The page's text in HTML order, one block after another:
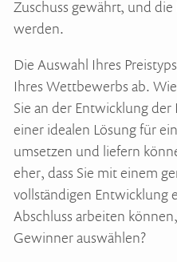
Zuschuss gewährt, und
werden.
Die Auswahl Ihres
Ihres Wettbewerbs ab.
Sie an der Entwicklung der
einer idealen Lösung für
umsetzen und liefern
eher, dass Sie mit einem
vollständigen Entwicklung
Abschluss arbeiten
Gewinner auswählen?